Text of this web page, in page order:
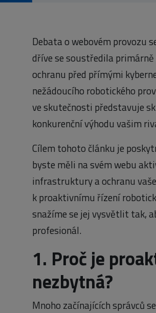
Debata o webovém provozu
dříve se soustředila
ochranu před přímými
nežádoucího robotického
ve skutečnosti představuje
konkurenční výhodu vašim
Cílem tohoto článku je
byste měli na svém webu
infrastruktury a ochranu
k proaktivnímu řízení
snažíme se jej vysvětlit tak,
profesionál.
1. Proč je
nezbytná?
Mnoho začínajících správců